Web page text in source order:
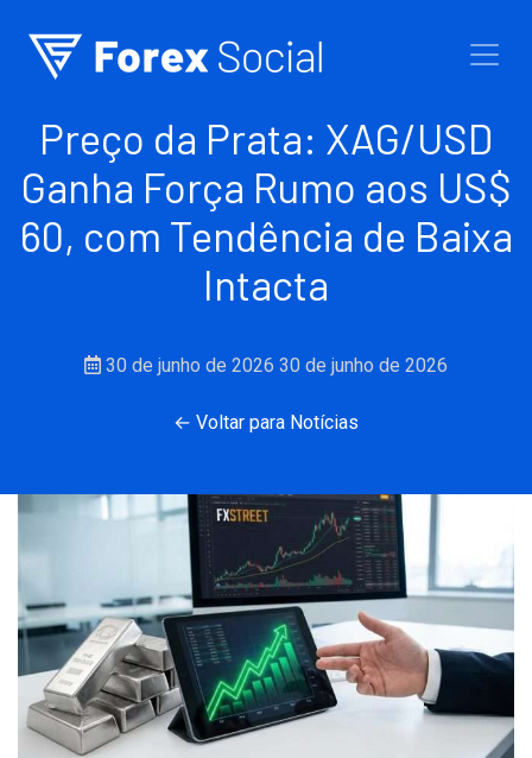
Preço da Prata: XAG/USD
Ganha Força Rumo aos US$
60, com Tendência de Baixa
Intacta
30 de junho de 2026 30 de junho de 2026
← Voltar para Notícias